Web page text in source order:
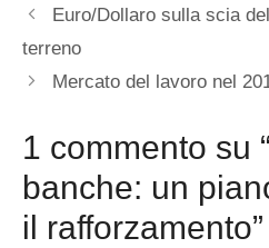
Euro/Dollaro sulla scia
terreno
Mercato del lavoro nel
1 commento su
banche: un
il rafforzamento”